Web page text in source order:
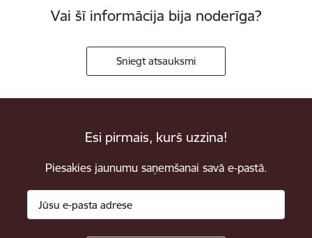
Vai šī informācija bija noderīga?
Sniegt atsauksmi
Esi pirmais, kurš uzzina!
Piesakies jaunumu saņemšanai savā e-pastā.